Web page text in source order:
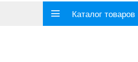
Каталог товаров